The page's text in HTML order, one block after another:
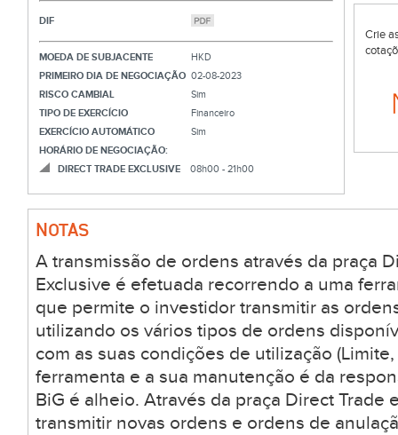
DIF
MOEDA DE SUBJACENTE
HKD
PRIMEIRO DIA DE NEGOCIAÇÃO 02-08-2023
RISCO CAMBIAL
Sim
TIPO DE EXERCÍCIO
Financeiro
EXERCÍCIO AUTOMÁTICO
Sim
HORÁRIO DE NEGOCIAÇÃO:
DIRECT TRADE EXCLUSIVE
08h00 - 21h00
Crie
NOTAS
A transmissão de ordens através da praça
Exclusive é efetuada recorrendo a uma
que permite o investidor transmitir as
utilizando os vários tipos de ordens
com as suas condições de utilização
ferramenta e a sua manutenção é da
BiG é alheio. Através da praça Direct Trade
transmitir novas ordens e ordens de